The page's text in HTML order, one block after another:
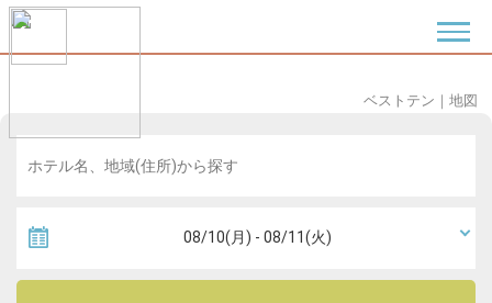
地図
｜
ベストテン